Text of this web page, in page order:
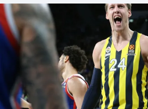
Atletika
Cyklistika
DALŠÍ SPORTY
Americký fotbal
Baseball a softbal
NEPŘEHLÉDNĚTE
Soutěže